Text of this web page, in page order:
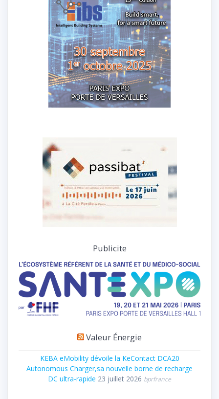
Publicite
Valeur Énergie
KEBA eMobility dévoile la KeContact DCA20
Autonomous Charger,sa nouvelle borne de recharge
DC ultra-rapide 23 juillet 2026 bprfrance